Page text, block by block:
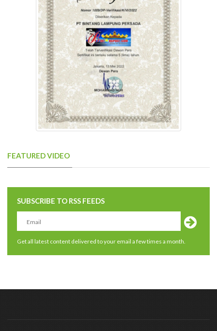
FEATURED VIDEO
SUBSCRIBE TO RSS FEEDS
Get all latest content delivered to your email a few times a month.